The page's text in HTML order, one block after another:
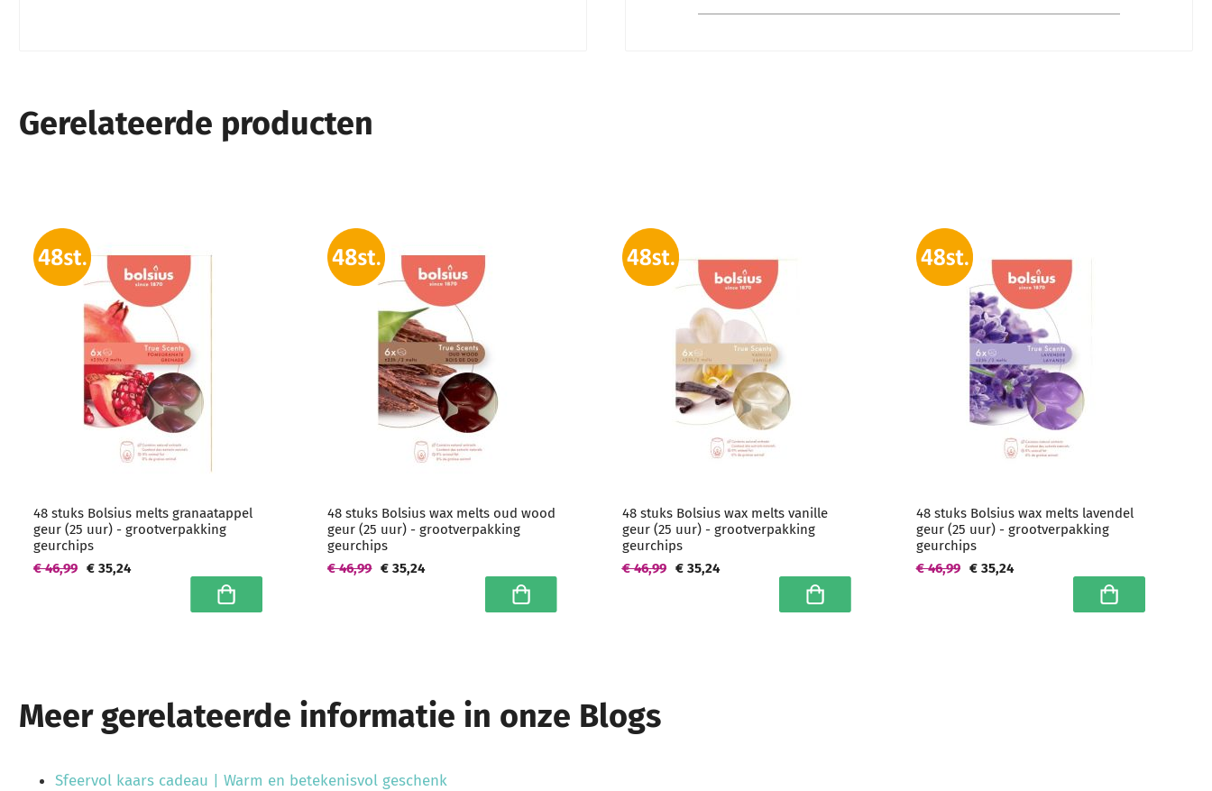
Gerelateerde producten
48 stuks Bolsius melts granaatappel
geur (25 uur) - grootverpakking
geurchips
€ 35,24
€ 46,99
In winkelwagen
48 stuks Bolsius wax melts oud wood
geur (25 uur) - grootverpakking
geurchips
€ 35,24
€ 46,99
In winkelwagen
48 stuks Bolsius wax melts vanille
geur (25 uur) - grootverpakking
geurchips
€ 35,24
€ 46,99
In winkelwagen
48 stuks Bolsius wax melts lavendel
geur (25 uur) - grootverpakking
geurchips
€ 35,24
€ 46,99
In winkelwagen
Meer gerelateerde informatie in onze Blogs
Sfeervol kaars cadeau | Warm en betekenisvol geschenk